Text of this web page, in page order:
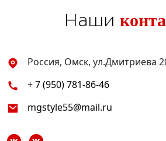
Наши
Россия, Омск, ул.Дмитриева
+ 7 (950) 781-86-46
mgstyle55@mail.ru